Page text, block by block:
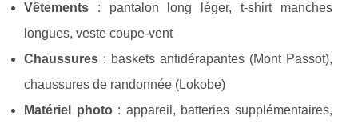
Vêtements : pantalon long léger, t-shirt manches
longues, veste coupe-vent
Chaussures : baskets antidérapantes (Mont Passot),
chaussures de randonnée (Lokobe)
Matériel photo: appareil, batteries supplémentaires,